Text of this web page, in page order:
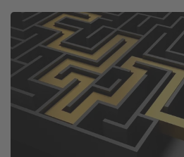
Image